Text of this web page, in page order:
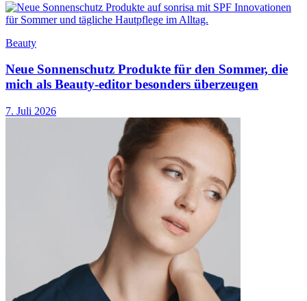
Beauty
Neue Sonnenschutz Produkte für den Sommer, die
mich als Beauty-editor besonders überzeugen
7. Juli 2026